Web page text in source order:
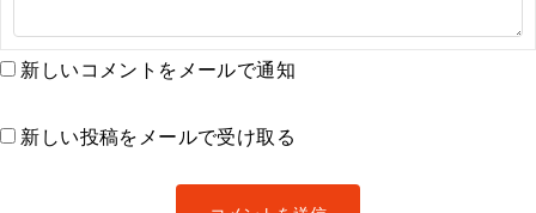
新しいコメントをメールで通知
新しい投稿をメールで受け取る